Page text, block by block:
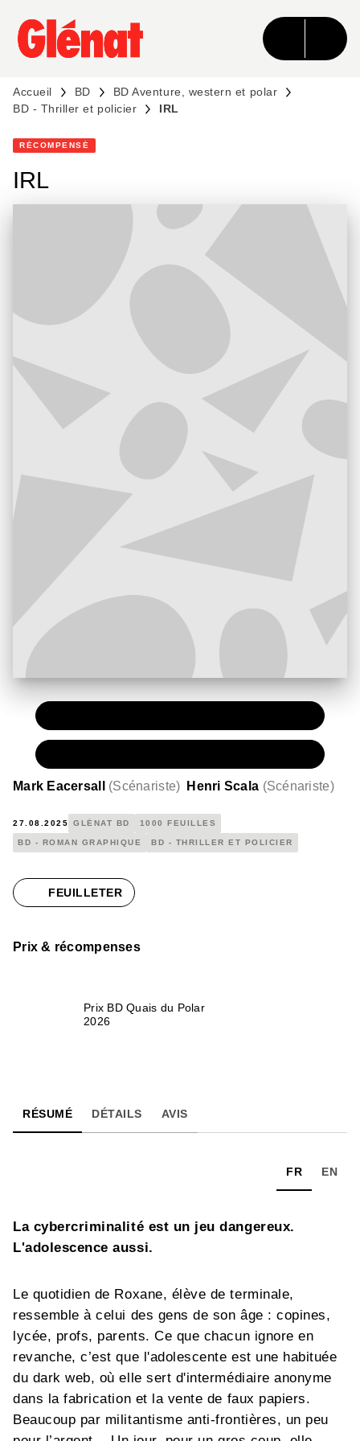
MENU RECHERCHE CONTENU
PIED DE PAGE
Accueil BD
BD Aventure, western et polar
BD - Thriller et policier
IRL
RÉCOMPENSÉ
IRL
Mark Eacersall (Scénariste) Henri Scala (Scénariste)
27.08.2025 GLÉNAT BD 1000 FEUILLES
BD - ROMAN GRAPHIQUE BD - THRILLER ET POLICIER
FEUILLETER
Prix & récompenses
Prix BD Quais du Polar
2026
RÉSUMÉ DÉTAILS AVIS
FR EN
La cybercriminalité est un jeu dangereux.
L'adolescence aussi.
Le quotidien de Roxane, élève de terminale,
ressemble à celui des gens de son âge : copines,
lycée, profs, parents. Ce que chacun ignore en
revanche, c’est que l'adolescente est une habituée
du dark web, où elle sert d'intermédiaire anonyme
dans la fabrication et la vente de faux papiers.
Beaucoup par militantisme anti-frontières, un peu